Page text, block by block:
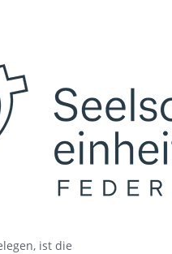
ist die